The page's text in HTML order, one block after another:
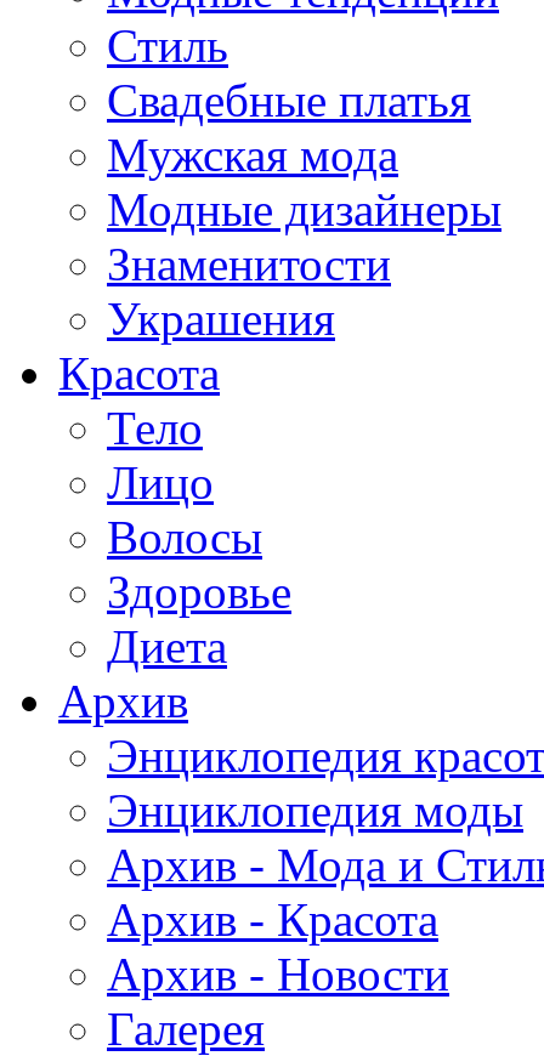
Стиль
Свадебные платья
Мужская мода
Модные дизайнеры
Знаменитости
Украшения
Красота
Тело
Лицо
Волосы
Здоровье
Диета
Архив
Энциклопедия
Энциклопедия моды
Архив - Мода и
Архив - Красота
Архив - Новости
Галерея